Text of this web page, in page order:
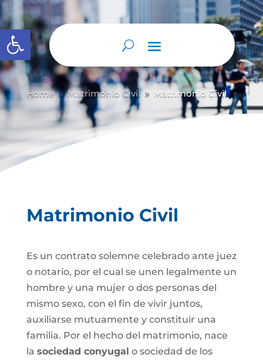
Abrir barra de herramientas
Home 9 Matrimonio Civil 9 Matrimonio Civil
Matrimonio Civil
Es un contrato solemne celebrado ante juez
o notario, por el cual se unen legalmente un
hombre y una mujer o dos personas del
mismo sexo, con el fin de vivir juntos,
auxiliarse mutuamente y constituir una
familia. Por el hecho del matrimonio, nace
la sociedad conyugal o sociedad de los